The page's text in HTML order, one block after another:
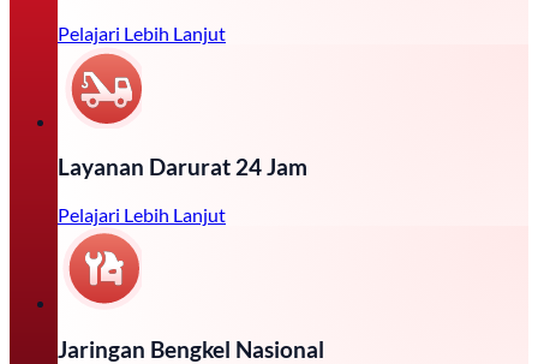
Pelajari Lebih Lanjut
Layanan Darurat 24 Jam
Pelajari Lebih Lanjut
Jaringan Bengkel Nasional